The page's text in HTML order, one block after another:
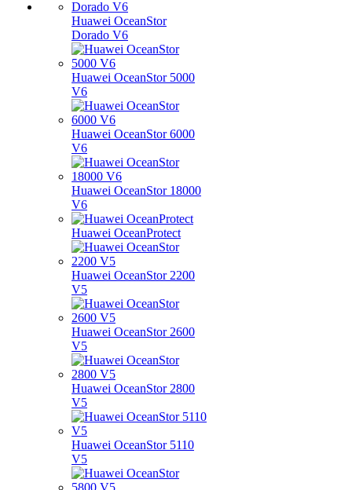
Huawei OceanStor
Dorado V6
Huawei OceanStor 5000
V6
Huawei OceanStor 6000
V6
Huawei OceanStor 18000
V6
Huawei OceanProtect
Huawei OceanStor 2200
V5
Huawei OceanStor 2600
V5
Huawei OceanStor 2800
V5
Huawei OceanStor 5110
V5